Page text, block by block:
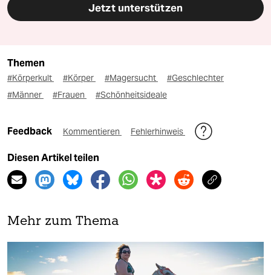
Jetzt unterstützen
Themen
#Körperkult #Körper #Magersucht
#Geschlechter
#Männer
#Frauen #Schönheitsideale
Feedback Kommentieren Fehlerhinweis
Diesen Artikel teilen
Mehr zum Thema